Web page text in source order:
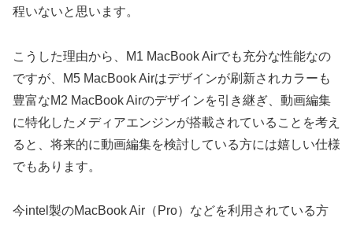
程いないと思います。
こうした理由から、M1 MacBook Airでも充分な性能なの
ですが、M5 MacBook Airはデザインが刷新されカラーも
豊富なM2 MacBook Airのデザインを引き継ぎ、動画編集
に特化したメディアエンジンが搭載されていることを考え
ると、将来的に動画編集を検討している方には嬉しい仕様
でもあります。
今intel製のMacBook Air（Pro）などを利用されている方